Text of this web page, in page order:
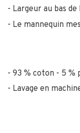
Largeur au bas
Le mannequin
93 % coton - 5 %
Lavage en